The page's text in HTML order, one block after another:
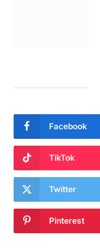
Facebook
TikTok
Twitter
Pinterest